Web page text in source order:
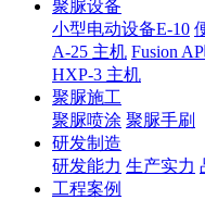
聚脲设备
小型电动设备E-10
A-25 主机 Fusion
HXP-3 主机
聚脲施工
聚脲喷涂 聚脲手刷
研发制造
研发能力 生产实力
工程案例